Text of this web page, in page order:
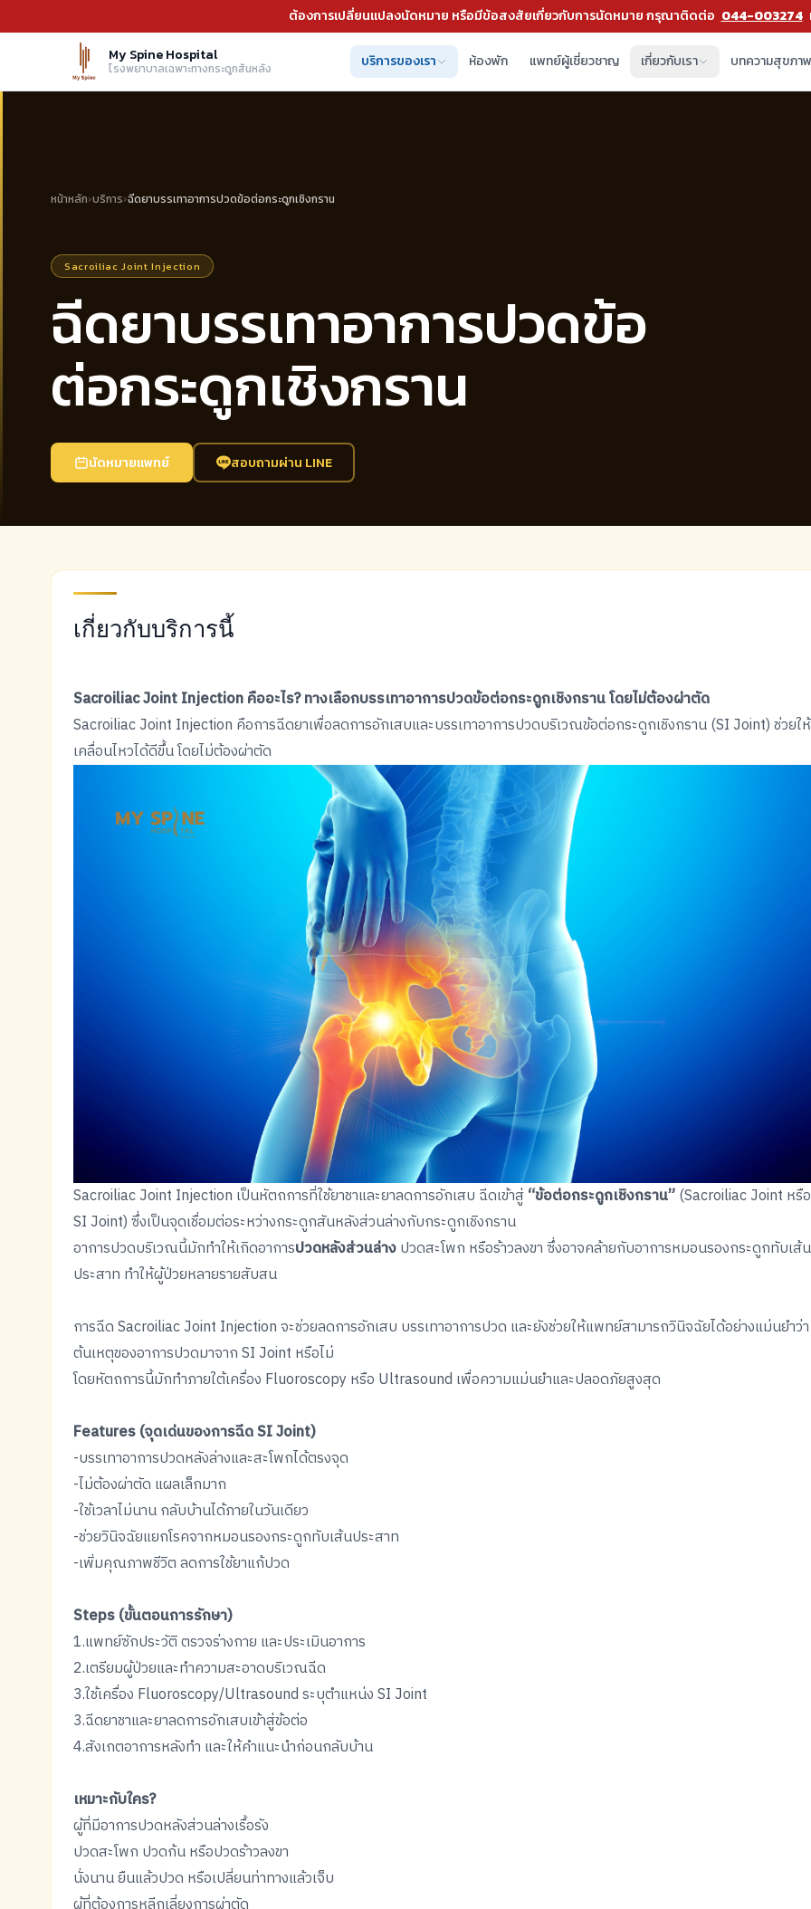
ต้องการเปลี่ยนแปลงนัดหมาย หรือมีข้อสงสัยเกี่ยวกับการนัดหมาย กรุณาติดต่อ 044-003274
My Spine Hospital
โรงพยาบาลเฉพาะทางกระดูกสันหลัง บริการของเรา ห้องพัก แพทย์ผู้เชี่ยวชาญ เกี่ยวกับเรา บทความสุขภาพ
หน้าหลัก›บริการ›ฉีดยาบรรเทาอาการปวดข้อต่อกระดูกเชิงกราน
Sacroiliac Joint Injection
ฉีดยาบรรเทาอาการปวดข้อ
ต่อกระดูกเชิงกราน
นัดหมายแพทย์ สอบถามผ่าน LINE
เกี่ยวกับบริการนี้
Sacroiliac Joint Injection คืออะไร? ทางเลือกบรรเทาอาการปวดข้อต่อกระดูกเชิงกราน โดยไม่ต้องผ่าตัด
Sacroiliac Joint Injection คือการฉีดยาเพื่อลดการอักเสบและบรรเทาอาการปวดบริเวณข้อต่อกระดูกเชิงกราน (SI Joint) ช่วยให้
เคลื่อนไหวได้ดีขึ้น โดยไม่ต้องผ่าตัด
Sacroiliac Joint Injection เป็นหัตถการที่ใช้ยาชาและยาลดการอักเสบ ฉีดเข้าสู่“ข้อต่อกระดูกเชิงกราน”(Sacroiliac Joint หรือ
SI Joint) ซึ่งเป็นจุดเชื่อมต่อระหว่างกระดูกสันหลังส่วนล่างกับกระดูกเชิงกราน
อาการปวดบริเวณนี้มักทำให้เกิดอาการปวดหลังส่วนล่างปวดสะโพก หรือร้าวลงขา ซึ่งอาจคล้ายกับอาการหมอนรองกระดูกทับเส้น
ประสาท ทำให้ผู้ป่วยหลายรายสับสน
การฉีด Sacroiliac Joint Injection จะช่วยลดการอักเสบ บรรเทาอาการปวด และยังช่วยให้แพทย์สามารถวินิจฉัยได้อย่างแม่นยำว่า
ต้นเหตุของอาการปวดมาจาก SI Joint หรือไม่
โดยหัตถการนี้มักทำภายใต้เครื่อง Fluoroscopy หรือ Ultrasound เพื่อความแม่นยำและปลอดภัยสูงสุด
Features (จุดเด่นของการฉีด SI Joint)
-บรรเทาอาการปวดหลังล่างและสะโพกได้ตรงจุด
-ไม่ต้องผ่าตัด แผลเล็กมาก
-ใช้เวลาไม่นาน กลับบ้านได้ภายในวันเดียว
-ช่วยวินิจฉัยแยกโรคจากหมอนรองกระดูกทับเส้นประสาท
-เพิ่มคุณภาพชีวิต ลดการใช้ยาแก้ปวด
Steps (ขั้นตอนการรักษา)
1.แพทย์ซักประวัติ ตรวจร่างกาย และประเมินอาการ
2.เตรียมผู้ป่วยและทำความสะอาดบริเวณฉีด
3.ใช้เครื่อง Fluoroscopy/Ultrasound ระบุตำแหน่ง SI Joint
3.ฉีดยาชาและยาลดการอักเสบเข้าสู่ข้อต่อ
4.สังเกตอาการหลังทำ และให้คำแนะนำก่อนกลับบ้าน
เหมาะกับใคร?
ผู้ที่มีอาการปวดหลังส่วนล่างเรื้อรัง
ปวดสะโพก ปวดก้น หรือปวดร้าวลงขา
นั่งนาน ยืนแล้วปวด หรือเปลี่ยนท่าทางแล้วเจ็บ